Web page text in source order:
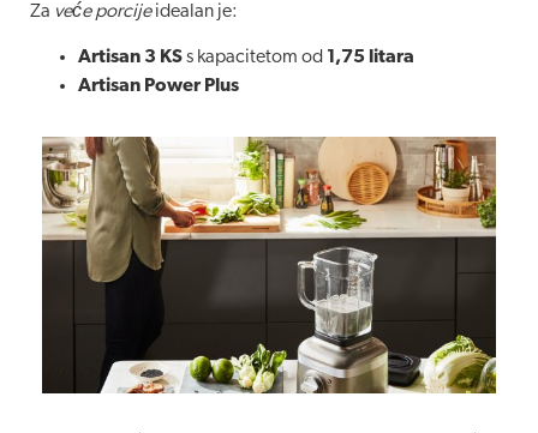
Za veće porcijeidealan je:
Artisan 3 KSs kapacitetom od 1,75 litara
Artisan Power Plus